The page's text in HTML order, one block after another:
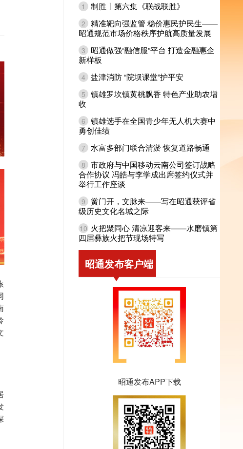
1 制胜丨第六集《联战联胜》
2 精准靶向强监管 稳价惠民护民生——
昭通规范市场价格秩序护航高质量发展
3
昭通做强“融信服”平台 打造金融惠企
新样板
4 盐津消防 “院坝课堂”护平安
5 镇雄罗坎镇黄桃飘香 特色产业助农增
收
6 镇雄选手在全国青少年无人机大赛中
勇创佳绩
7 水富多部门联合清淤 恢复道路畅通
8 市政府与中国移动云南公司签订战略
合作协议 冯皓与李学成出席签约仪式并
举行工作座谈
9 黉门开，文脉来——写在昭通获评省
级历史文化名城之际
10 火把聚同心 清凉迎客来——水磨镇第
四届彝族火把节现场特写
昭通发布客户端
昭通发布APP下载